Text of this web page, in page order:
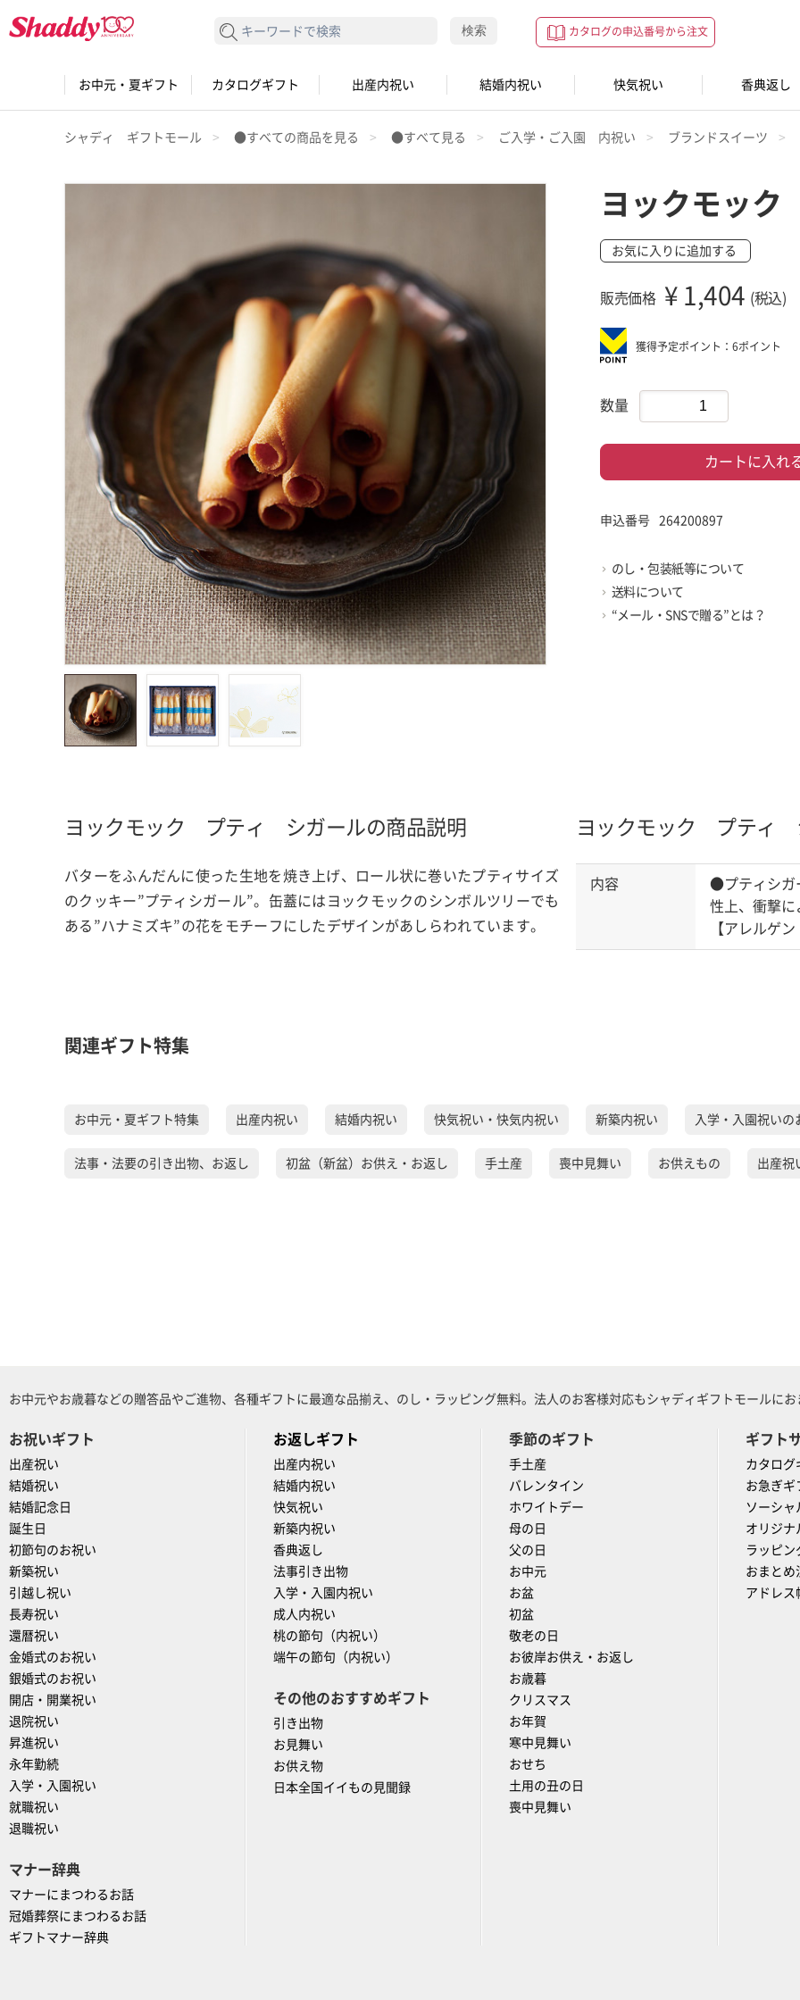
カタログの申込番号から注文
検索する 検索
お中元・夏ギフト カタログギフト 出産内祝い 結婚内祝い 快気祝い 香典返し
シャディ ギフトモール ●すべての商品を見る ●すべて見る ご入学・ご入園 内祝い ブランドスイーツ
ヨックモッ
お気に入りに追加する
販売価格 ¥ 1,404 (税込)
獲得予定ポイント：6ポイント
数量
カートに入れ
申込番号 264200897
のし・包装紙等について
送料について
“メール・SNSで贈る”とは？
ヨックモック プティ シガールの商品説明
バターをふんだんに使った生地を焼き上げ、ロール状に巻いたプティサイズ
のクッキー”プティシガール”。缶蓋にはヨックモックのシンボルツリーでも
ある”ハナミズキ”の花をモチーフにしたデザインがあしらわれています。
ヨックモック プティ
内容
●プティシガ
性上、衝撃
【アレルゲ
関連ギフト特集
お中元・夏ギフト特集 出産内祝い 結婚内祝い 快気祝い・快気内祝い 新築内祝い 入学・入園祝いの
法事・法要の引き出物、お返し 初盆（新盆）お供え・お返し 手土産 喪中見舞い お供えもの 出産祝
お中元やお歳暮などの贈答品やご進物、各種ギフトに最適な品揃え、のし・ラッピング無料。法人のお客様対応もシャディギフトモールに
お祝いギフト
出産祝い
結婚祝い
結婚記念日
誕生日
初節句のお祝い
新築祝い
引越し祝い
長寿祝い
還暦祝い
金婚式のお祝い
銀婚式のお祝い
開店・開業祝い
退院祝い
昇進祝い
永年勤続
入学・入園祝い
就職祝い
退職祝い
マナー辞典
マナーにまつわるお話
冠婚葬祭にまつわるお話
ギフトマナー辞典
お返しギフト
出産内祝い
結婚内祝い
快気祝い
新築内祝い
香典返し
法事引き出物
入学・入園内祝い
成人内祝い
桃の節句（内祝い）
端午の節句（内祝い）
その他のおすすめギフト
引き出物
お見舞い
お供え物
日本全国イイもの見聞録
季節のギフト
手土産
バレンタイン
ホワイトデー
母の日
父の日
お中元
お盆
初盆
敬老の日
お彼岸お供え・お返し
お歳暮
クリスマス
お年賀
寒中見舞い
おせち
土用の丑の日
喪中見舞い
ギフト
カタログ
お急ぎギ
ソーシャ
オリジナ
ラッピン
おまとめ
アドレス